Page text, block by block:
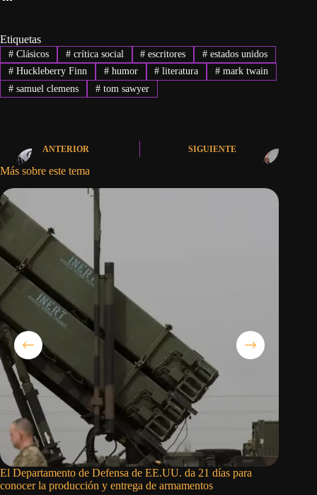
Etiquetas
#Clásicos #crítica social # escritores # estados unidos
#Huckleberry Finn #humor # literatura # mark twain
#samuel clemens #tom sawyer
ANTERIOR SIGUIENTE
Más sobre este tema
El Departamento de Defensa de EE.UU. da 21 días para
conocer la producción y entrega de armamentos